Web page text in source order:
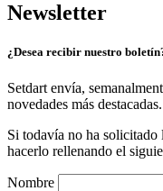
Newsletter
¿Desea recibir nuestro
Setdart envía,
novedades más destacadas.
Si todavía no ha solicitado
hacerlo rellenando el
Nombre